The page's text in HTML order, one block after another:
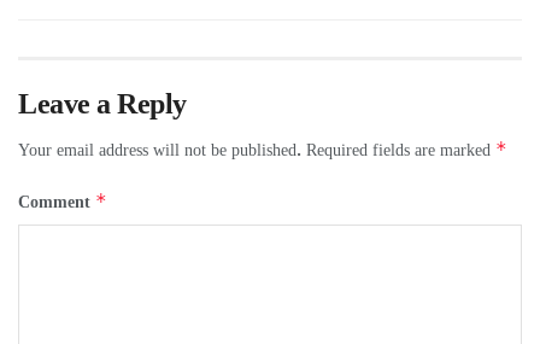
Leave a Reply
Your email address will not be published. Required fields are marked *
Comment *